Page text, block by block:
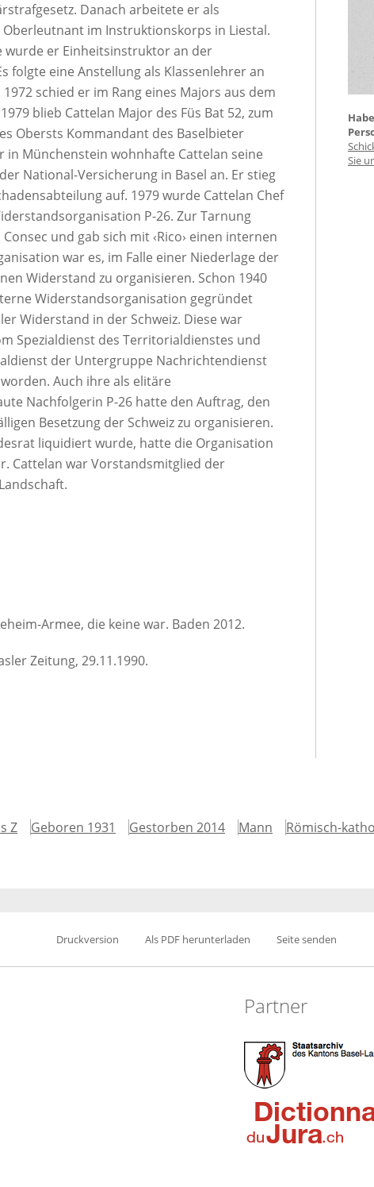
Sie
Danach arbeitete er als
im Instruktionskorps in Liestal.
wurde er Einheitsinstruktor an der
folgte eine Anstellung als Klassenlehrer an
schied er im Rang eines Majors aus dem
blieb Cattelan Major des Füs Bat 52, zum
Obersts Kommandant des Baselbieter
in Münchenstein wohnhafte Cattelan seine
National-Versicherung in Basel an. Er stieg
auf. 1979 wurde Cattelan Chef
P-26. Zur Tarnung
und gab sich mit ‹Rico› einen internen
war es, im Falle einer Niederlage der
Widerstand zu organisieren. Schon 1940
Widerstandsorganisation gegründet
Widerstand in der Schweiz. Diese war
Spezialdienst des Territorialdienstes und
der Untergruppe Nachrichtendienst
Auch ihre als elitäre
Nachfolgerin P-26 hatte den Auftrag, den
Besetzung der Schweiz zu organisieren.
liquidiert wurde, hatte die Organisation
Cattelan war Vorstandsmitglied der
Armee, die keine war. Baden 2012.
Zeitung, 29.11.1990.
Z Geboren 1931 Gestorben 2014 Mann Römisch-
Druckversion Als PDF herunterladen Seite senden
Partner